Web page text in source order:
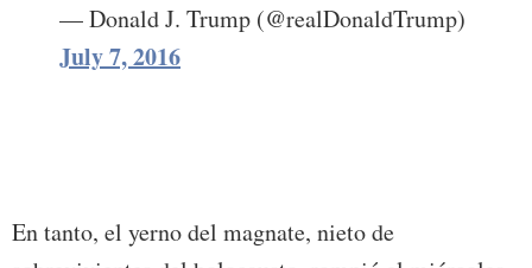
— Donald J. Trump (@realDonaldTrump)
July 7, 2016
En tanto, el yerno del magnate, nieto de